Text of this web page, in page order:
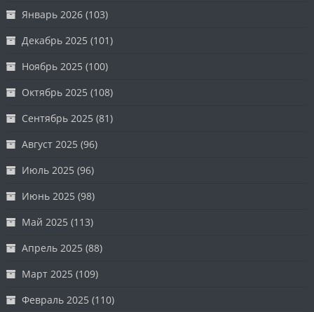
Январь 2026 (103)
Декабрь 2025 (101)
Ноябрь 2025 (100)
Октябрь 2025 (108)
Сентябрь 2025 (81)
Август 2025 (96)
Июль 2025 (96)
Июнь 2025 (98)
Май 2025 (113)
Апрель 2025 (88)
Март 2025 (109)
Февраль 2025 (110)